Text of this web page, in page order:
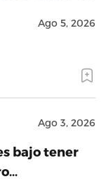
Ago 5, 2026
Ago 3, 2026
bajo tener